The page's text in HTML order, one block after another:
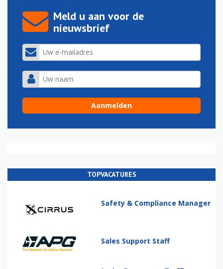
Meld u aan voor de
nieuwsbrief
TOPVACATURES
Safety & Compliance Manager
Sales Support Staff